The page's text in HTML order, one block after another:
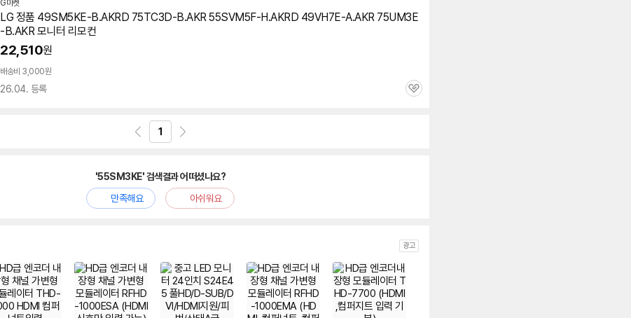
G마켓
LG 정품 49SM5KE-B.AKRD 75TC3D-B.AKR 55SVM5F-H.AKRD 49VH7E-A.AKR 75UM3E
-B.AKR 모니터 리모컨
22,510원
배송비 3,000원
26.04. 등록
관
1
'55SM3KE' 검색결과 어떠셨나요?
만족해요
아쉬워요
광고